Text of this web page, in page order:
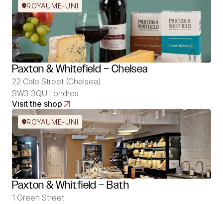
ROYAUME-UNI
Paxton & Whitefield – Chelsea
22 Cale Street (Chelsea)
SW3 3QU Londres
Visit the shop
ROYAUME-UNI
Paxton & Whitfield – Bath
1 Green Street